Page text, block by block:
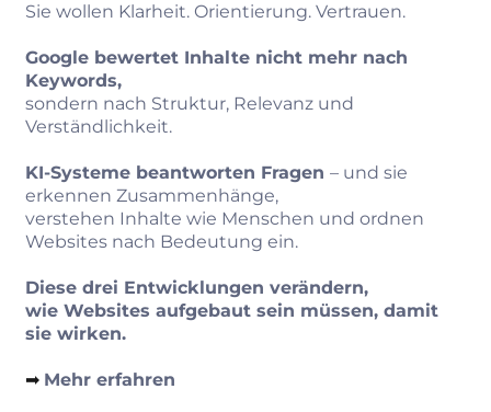
Sie wollen Klarheit. Orientierung. Vertrauen.
Google bewertet Inhalte nicht mehr nach
Keywords,
sondern nach Struktur, Relevanz und
Verständlichkeit.
KI‑Systeme beantworten Fragen – und sie
erkennen Zusammenhänge,
verstehen Inhalte wie Menschen und ordnen
Websites nach Bedeutung ein.
Diese drei Entwicklungen verändern,
wie Websites aufgebaut sein müssen, damit
sie wirken.
➡︎ Mehr erfahren